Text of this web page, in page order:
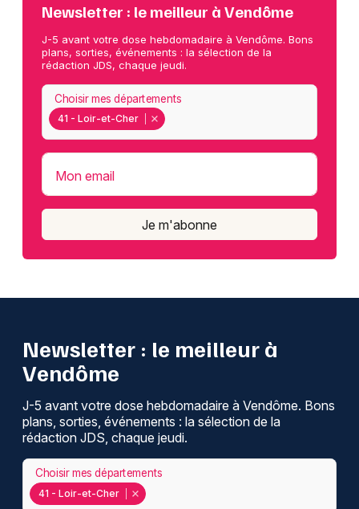
Newsletter : le meilleur à Vendôme
J-5 avant votre dose hebdomadaire à Vendôme. Bons
plans, sorties, événements : la sélection de la
rédaction JDS, chaque jeudi.
41 - Loir-et-Cher
Choisir mes départements
Mon email
Je m'abonne
Newsletter : le meilleur à
Vendôme
J-5 avant votre dose hebdomadaire à Vendôme. Bons
plans, sorties, événements : la sélection de la
rédaction JDS, chaque jeudi.
41 - Loir-et-Cher
Choisir mes départements